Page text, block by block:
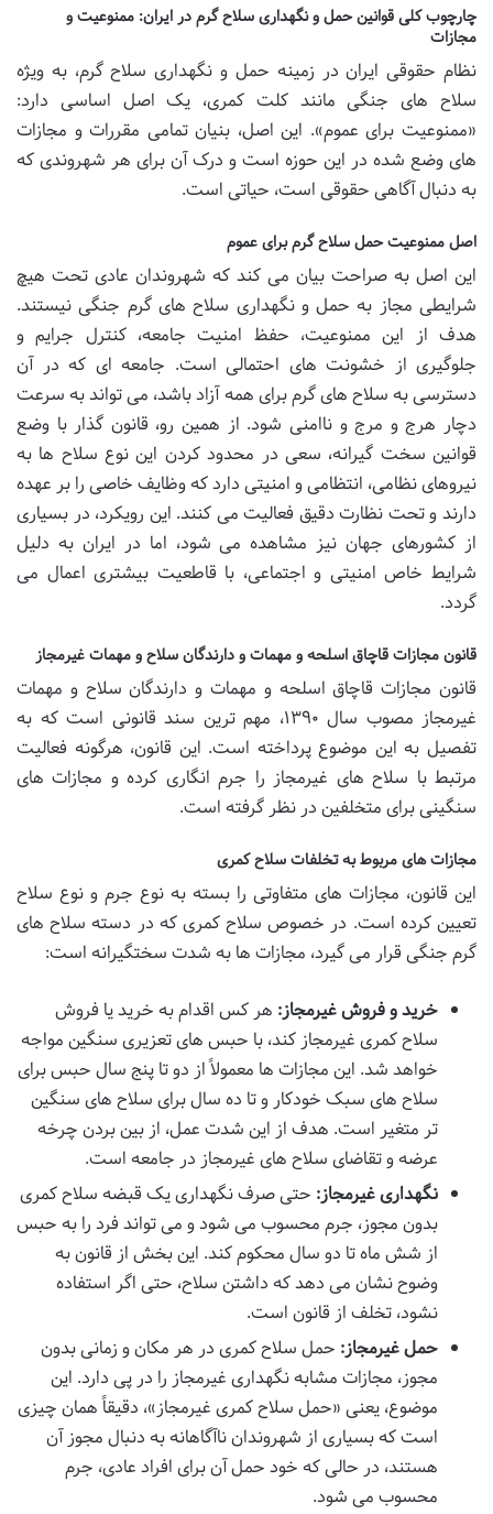
چارچوب کلی قوانین حمل و نگهداری سلاح گرم در ایران: ممنوعیت و
مجازات
نظام حقوقی ایران در زمینه حمل و نگهداری سلاح گرم، به ویژه
سلاح های جنگی مانند کلت کمری، یک اصل اساسی دارد:
«ممنوعیت برای عموم». این اصل، بنیان تمامی مقررات و مجازات
های وضع شده در این حوزه است و درک آن برای هر شهروندی که
به دنبال آگاهی حقوقی است، حیاتی است.
اصل ممنوعیت حمل سلاح گرم برای عموم
این اصل به صراحت بیان می کند که شهروندان عادی تحت هیچ
شرایطی مجاز به حمل و نگهداری سلاح های گرم جنگی نیستند.
هدف از این ممنوعیت، حفظ امنیت جامعه، کنترل جرایم و
جلوگیری از خشونت های احتمالی است. جامعه ای که در آن
دسترسی به سلاح های گرم برای همه آزاد باشد، می تواند به سرعت
دچار هرج و مرج و ناامنی شود. از همین رو، قانون گذار با وضع
قوانین سخت گیرانه، سعی در محدود کردن این نوع سلاح ها به
نیروهای نظامی، انتظامی و امنیتی دارد که وظایف خاصی را بر عهده
دارند و تحت نظارت دقیق فعالیت می کنند. این رویکرد، در بسیاری
از کشورهای جهان نیز مشاهده می شود، اما در ایران به دلیل
شرایط خاص امنیتی و اجتماعی، با قاطعیت بیشتری اعمال می
گردد.
قانون مجازات قاچاق اسلحه و مهمات و دارندگان سلاح و مهمات غیرمجاز
قانون مجازات قاچاق اسلحه و مهمات و دارندگان سلاح و مهمات
غیرمجاز مصوب سال ۱۳۹۰، مهم ترین سند قانونی است که به
تفصیل به این موضوع پرداخته است. این قانون، هرگونه فعالیت
مرتبط با سلاح های غیرمجاز را جرم انگاری کرده و مجازات های
سنگینی برای متخلفین در نظر گرفته است.
مجازات های مربوط به تخلفات سلاح کمری
این قانون، مجازات های متفاوتی را بسته به نوع جرم و نوع سلاح
تعیین کرده است. در خصوص سلاح کمری که در دسته سلاح های
گرم جنگی قرار می گیرد، مجازات ها به شدت سختگیرانه است:
خرید و فروش غیرمجاز: هر کس اقدام به خرید یا فروش
سلاح کمری غیرمجاز کند، با حبس های تعزیری سنگین مواجه
خواهد شد. این مجازات ها معمولاً از دو تا پنج سال حبس برای
سلاح های سبک خودکار و تا ده سال برای سلاح های سنگین
تر متغیر است. هدف از این شدت عمل، از بین بردن چرخه
عرضه و تقاضای سلاح های غیرمجاز در جامعه است.
نگهداری غیرمجاز: حتی صرف نگهداری یک قبضه سلاح کمری
بدون مجوز، جرم محسوب می شود و می تواند فرد را به حبس
از شش ماه تا دو سال محکوم کند. این بخش از قانون به
وضوح نشان می دهد که داشتن سلاح، حتی اگر استفاده
نشود، تخلف از قانون است.
حمل غیرمجاز: حمل سلاح کمری در هر مکان و زمانی بدون
مجوز، مجازات مشابه نگهداری غیرمجاز را در پی دارد. این
موضوع، یعنی «حمل سلاح کمری غیرمجاز»، دقیقاً همان چیزی
است که بسیاری از شهروندان ناآگاهانه به دنبال مجوز آن
هستند، در حالی که خود حمل آن برای افراد عادی، جرم
محسوب می شود.